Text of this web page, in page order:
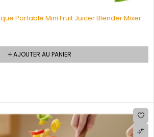
Portable Mini Fruit Juicer Blender Mixer
AJOUTER AU PANIER